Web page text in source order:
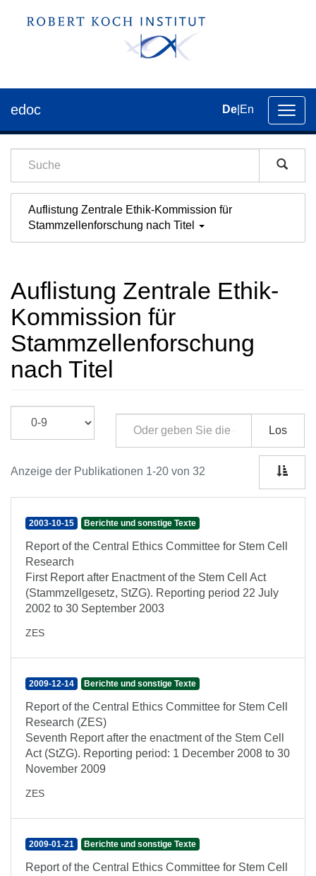
der
edoc De En
Auflistung Zentrale Ethik-Kommission für
Stammzellenforschung nach Titel
Auflistung Zentrale Ethik-
Kommission für
Stammzellenforschung
nach Titel
Los
Anzeige der Publikationen 1-20 von 32
2003-10-15 Berichte und sonstige Texte
Report of the Central Ethics Committee for Stem Cell
Research
First Report after Enactment of the Stem Cell Act
(Stammzellgesetz, StZG). Reporting period 22 July
2002 to 30 September 2003
ZES
2009-12-14 Berichte und sonstige Texte
Report of the Central Ethics Committee for Stem Cell
Research (ZES)
Seventh Report after the enactment of the Stem Cell
Act (StZG). Reporting period: 1 December 2008 to 30
November 2009
ZES
2009-01-21 Berichte und sonstige Texte
Report of the Central Ethics Committee for Stem Cell